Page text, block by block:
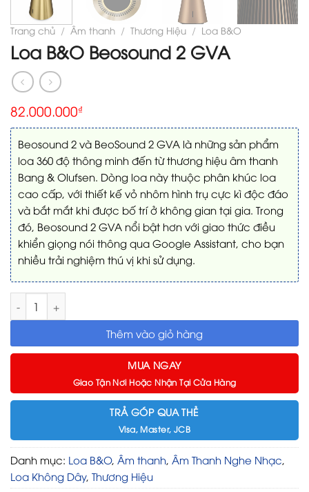
Trang chủ / Âm thanh / Thương Hiệu / Loa B&O
Loa B&O Beosound 2 GVA
82.000.000₫
Beosound 2 và BeoSound 2 GVA là những sản phẩm
loa 360 độ thông minh đến từ thương hiệu âm thanh
Bang & Olufsen. Dòng loa này thuộc phân khúc loa
cao cấp, với thiết kế vỏ nhôm hình trụ cực kì độc đáo
và bắt mắt khi được bố trí ở không gian tại gia. Trong
đó, Beosound 2 GVA nổi bật hơn với giao thức điều
khiển giọng nói thông qua Google Assistant, cho bạn
nhiều trải nghiệm thú vị khi sử dụng.
Loa B&O Beosound 2 GVA số lượng
Thêm vào giỏ hàng
MUA NGAY
Giao Tận Nơi Hoặc Nhận Tại Cửa Hàng
TRẢ GÓP QUA THẺ
Visa, Master, JCB
Danh mục: Loa B&O, Âm thanh Âm Thanh Nghe Nhạc
Loa Không Dây, Thương Hiệu